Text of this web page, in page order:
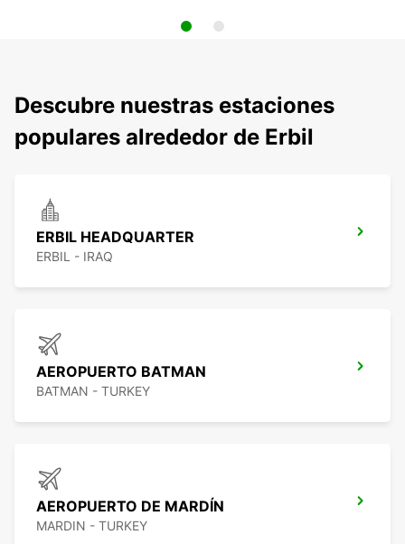
Descubre nuestras estaciones
populares alrededor de Erbil
ERBIL HEADQUARTER
ERBIL - IRAQ
AEROPUERTO BATMAN
BATMAN - TURKEY
AEROPUERTO DE MARDÍN
MARDIN - TURKEY